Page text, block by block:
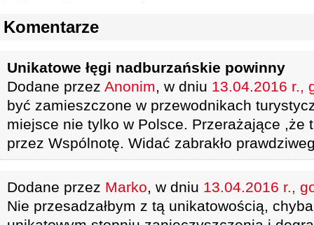
Komentarze
Unikatowe łęgi nadburzańskie powinny
Dodane przez Anonim, w dniu 13.04.2016 r.,
być zamieszczone w przewodnikach
miejsce nie tylko w Polsce. Przerażające ,że
przez Wspólnotę. Widać zabrakło
Dodane przez Marko, w dniu 13.04.2016 r.,
Nie przesadzałbym z tą unikatowością,